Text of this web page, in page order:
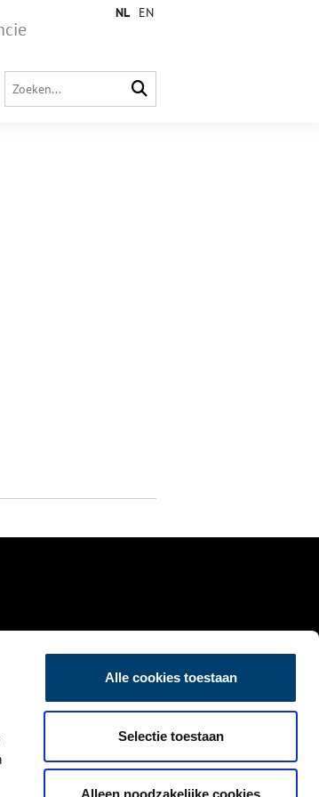
Alle cookies toestaan
Selectie toestaan
Alleen noodzakelijke cookies
NL EN